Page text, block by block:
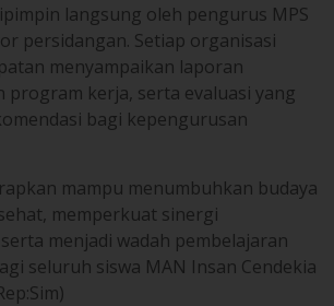
langsung oleh pengurus MPS
persidangan. Setiap organisasi
menyampaikan laporan
program kerja, serta evaluasi yang
bagi kepengurusan
mampu menumbuhkan budaya
memperkuat sinergi
menjadi wadah pembelajaran
seluruh siswa MAN Insan Cendekia